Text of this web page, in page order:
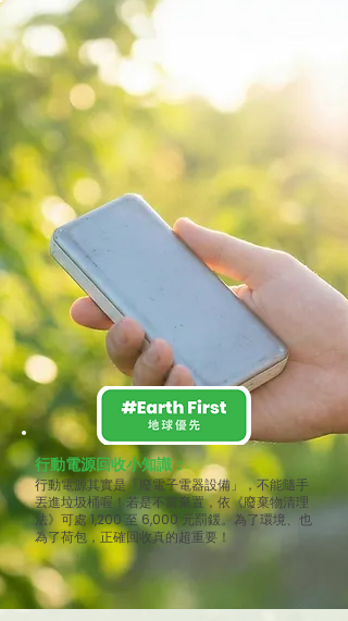
行動電源回收小知識：
行動電源其實是「廢電子電器設備」，不能隨手
丟進垃圾桶喔！若是不當棄置，依《廢棄物清理
法》可處 1,200 至 6,000 元罰鍰。為了環境、也
為了荷包，正確回收真的超重要！